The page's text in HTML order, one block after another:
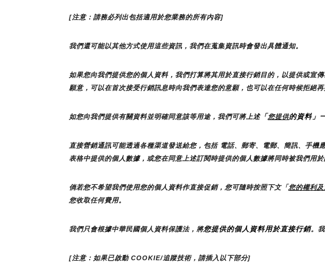
[注意：請務必列出包括適用於您業務的所有內容]
我們還可能以其他方式使用這些資訊，我們在蒐集資訊時會發出具體通知。
如果您向我們提供您的個人資料，我們打算將其用於直接行銷目的，以提供或宣
願意，可以在首次接受行銷訊息時向我們表達您的意願，也可以在任何時候拒絕再
如您向我們提供有關資料並明確同意該等用途，我們可將上述「 您提供的資料」
直接營銷通訊可能透過各種渠道發送給您，包括 電話、郵寄、電郵、簡訊、手
表格中提供的個人數據，或您在同意上述訂閱時提供的個人數據將同時被我們用
倘若您不希望我們使用您的個人資料作直接促銷，您可隨時按照下文「您的權利及
您收取任何費用。
我們只會根據中華民國個人資料保護法，將您提供的個人資料用於直接行銷。
[注意：如果已啟動 COOKIE/追蹤技術，請插入以下部分]